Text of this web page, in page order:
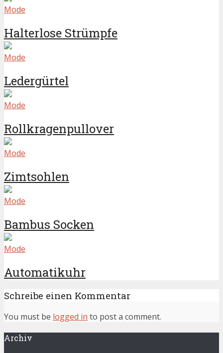
Mode
Halterlose Strümpfe
Mode
Ledergürtel
Mode
Rollkragenpullover
Mode
Zimtsohlen
Mode
Bambus Socken
Mode
Automatikuhr
Schreibe einen Kommentar
You must be logged in to post a comment.
Archiv